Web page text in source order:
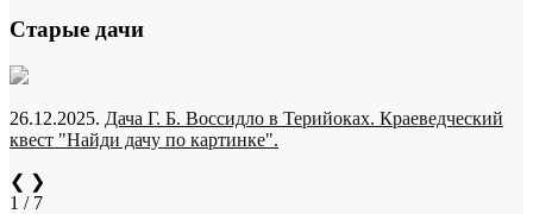
Старые дачи
26.12.2025. Дача Г. Б. Воссидло в Терийоках. Краеведческий
квест "Найди дачу по картинке".
❮ ❯
1 / 7